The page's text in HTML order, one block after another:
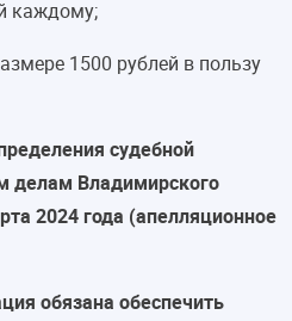
каждому;
1500 рублей в пользу
судебной
делам Владимирского
2024 года (апелляционное
обязана обеспечить